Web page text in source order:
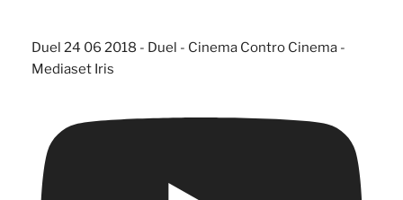
Duel 24 06 2018 - Duel - Cinema Contro Cinema -
Mediaset Iris